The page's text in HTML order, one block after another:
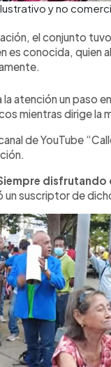
y no
el conjunto
es conocida, quien
la atención un paso
mientras dirige la
de YouTube
un suscriptor de